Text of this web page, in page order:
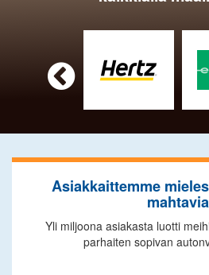

Asiakkaittemme
mahtavia
Yli miljoona asiakasta luotti
parhaiten sopivan